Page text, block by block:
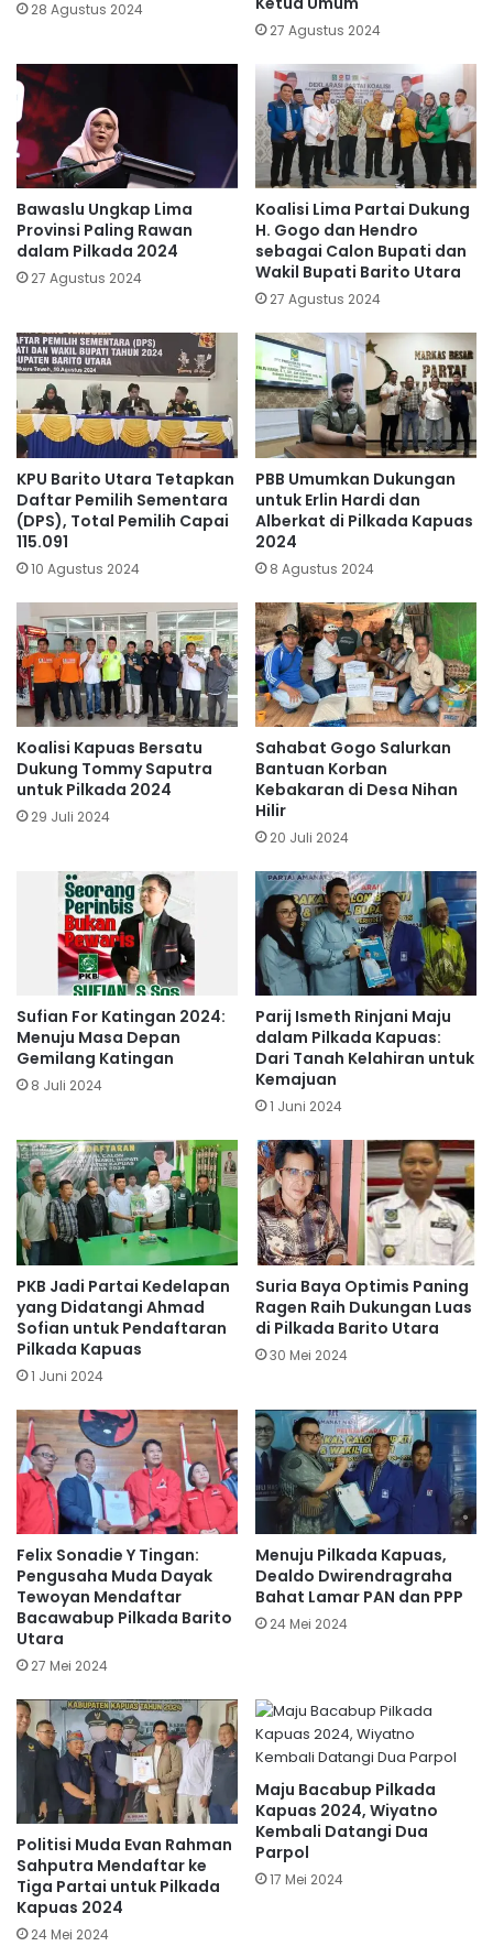
28 Agustus 2024
27 Agustus 2024
Bawaslu Ungkap Lima
Provinsi Paling Rawan
dalam Pilkada 2024
27 Agustus 2024
Koalisi Lima Partai Dukung
H. Gogo dan Hendro
sebagai Calon Bupati dan
Wakil Bupati Barito Utara
27 Agustus 2024
KPU Barito Utara Tetapkan
Daftar Pemilih Sementara
(DPS), Total Pemilih Capai
115.091
10 Agustus 2024
PBB Umumkan Dukungan
untuk Erlin Hardi dan
Alberkat di Pilkada Kapuas
2024
8 Agustus 2024
Koalisi Kapuas Bersatu
Dukung Tommy Saputra
untuk Pilkada 2024
29 Juli 2024
Sahabat Gogo Salurkan
Bantuan Korban
Kebakaran di Desa Nihan
Hilir
20 Juli 2024
Sufian For Katingan 2024:
Menuju Masa Depan
Gemilang Katingan
8 Juli 2024
Parij Ismeth Rinjani Maju
dalam Pilkada Kapuas:
Dari Tanah Kelahiran untuk
Kemajuan
1 Juni 2024
PKB Jadi Partai Kedelapan
yang Didatangi Ahmad
Sofian untuk Pendaftaran
Pilkada Kapuas
1 Juni 2024
Suria Baya Optimis Paning
Ragen Raih Dukungan Luas
di Pilkada Barito Utara
30 Mei 2024
Felix Sonadie Y Tingan:
Pengusaha Muda Dayak
Tewoyan Mendaftar
Bacawabup Pilkada Barito
Utara
27 Mei 2024
Menuju Pilkada Kapuas,
Dealdo Dwirendragraha
Bahat Lamar PAN dan PPP
24 Mei 2024
Politisi Muda Evan Rahman
Sahputra Mendaftar ke
Tiga Partai untuk Pilkada
Kapuas 2024
24 Mei 2024
Maju Bacabup Pilkada
Kapuas 2024, Wiyatno
Kembali Datangi Dua
Parpol
17 Mei 2024